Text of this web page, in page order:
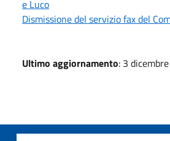
e Luco
Dismissione del servizio fax del
Ultimo aggiornamento: 3